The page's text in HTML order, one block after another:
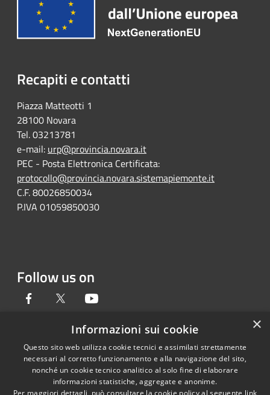
Recapiti e contatti
Piazza Matteotti 1
28100 Novara
Tel. 03213781
e-mail: urp@provincia.novara.it
PEC - Posta Elettronica Certificata:
protocollo@provincia.novara.sistemapiemonte.it
C.F. 80026850034
P.IVA 01059850030
Follow us on
Facebook Twitter
RSS
Accessibility
Copyright © 2026 • Provincia di
Novara • Powered by
Municipium•
×
Informazioni sui cookie
Questo sito web utilizza cookie tecnici e assimilati strettamente
necessari al corretto funzionamento e alla navigazione del sito,
nonché un cookie tecnico analitico al solo fine di elaborare
informazioni statistiche, aggregate e anonime.
Per maggiori dettagli, può consultare la cookie policy al seguente link